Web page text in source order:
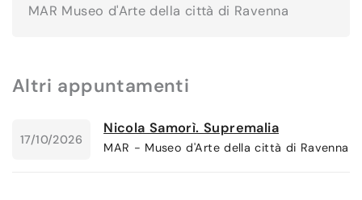
MAR Museo d'Arte della città di Ravenna
Altri appuntamenti
17/10/2026
Nicola Samorì. Supremalia
MAR - Museo d'Arte della città di Ravenna